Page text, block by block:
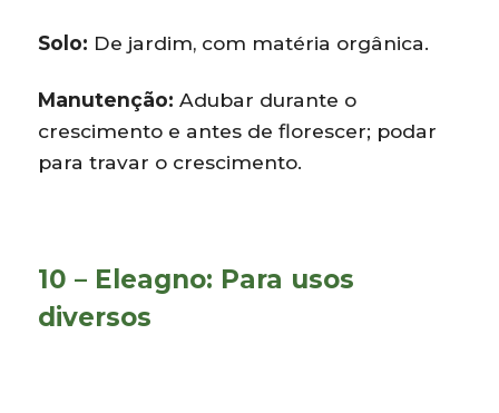
Solo: De jardim, com matéria orgânica.
Manutenção: Adubar durante o
crescimento e antes de florescer; podar
para travar o crescimento.
10 – Eleagno: Para usos
diversos